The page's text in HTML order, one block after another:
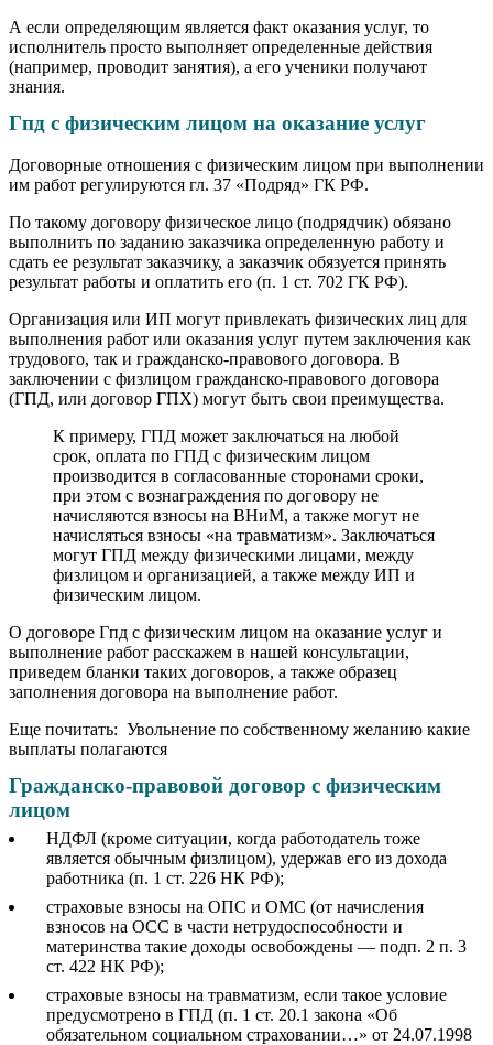
А если определяющим является факт оказания услуг, то
исполнитель просто выполняет определенные действия
(например, проводит занятия), а его ученики получают
знания.
Гпд с физическим лицом на оказание услуг
Договорные отношения с физическим лицом при выполнении
им работ регулируются гл. 37 «Подряд» ГК РФ.
По такому договору физическое лицо (подрядчик) обязано
выполнить по заданию заказчика определенную работу и
сдать ее результат заказчику, а заказчик обязуется принять
результат работы и оплатить его (п. 1 ст. 702 ГК РФ).
Организация или ИП могут привлекать физических лиц для
выполнения работ или оказания услуг путем заключения как
трудового, так и гражданско-правового договора. В
заключении с физлицом гражданско-правового договора
(ГПД, или договор ГПХ) могут быть свои преимущества.
К примеру, ГПД может заключаться на любой
срок, оплата по ГПД с физическим лицом
производится в согласованные сторонами сроки,
при этом с вознаграждения по договору не
начисляются взносы на ВНиМ, а также могут не
начисляться взносы «на травматизм». Заключаться
могут ГПД между физическими лицами, между
физлицом и организацией, а также между ИП и
физическим лицом.
О договоре Гпд с физическим лицом на оказание услуг и
выполнение работ расскажем в нашей консультации,
приведем бланки таких договоров, а также образец
заполнения договора на выполнение работ.
Еще почитать: Увольнение по собственному желанию какие
выплаты полагаются
Гражданско-правовой договор с физическим
лицом
НДФЛ (кроме ситуации, когда работодатель тоже
является обычным физлицом), удержав его из дохода
работника (п. 1 ст. 226 НК РФ);
страховые взносы на ОПС и ОМС (от начисления
взносов на ОСС в части нетрудоспособности и
материнства такие доходы освобождены — подп. 2 п. 3
ст. 422 НК РФ);
страховые взносы на травматизм, если такое условие
предусмотрено в ГПД (п. 1 ст. 20.1 закона «Об
обязательном социальном страховании…» от 24.07.1998